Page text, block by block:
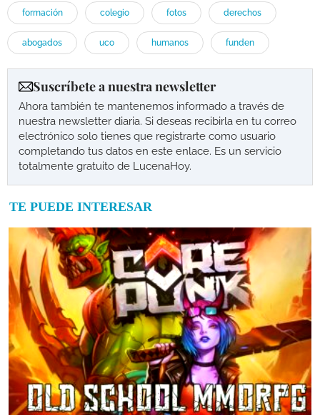
formación colegio fotos derechos
abogados uco humanos funden
Suscríbete a nuestra newsletter
Ahora también te mantenemos informado a través de
nuestra newsletter diaria. Si deseas recibirla en tu correo
electrónico solo tienes que registrarte como usuario
completando tus datos en este enlace. Es un servicio
totalmente gratuito de LucenaHoy.
TE PUEDE INTERESAR